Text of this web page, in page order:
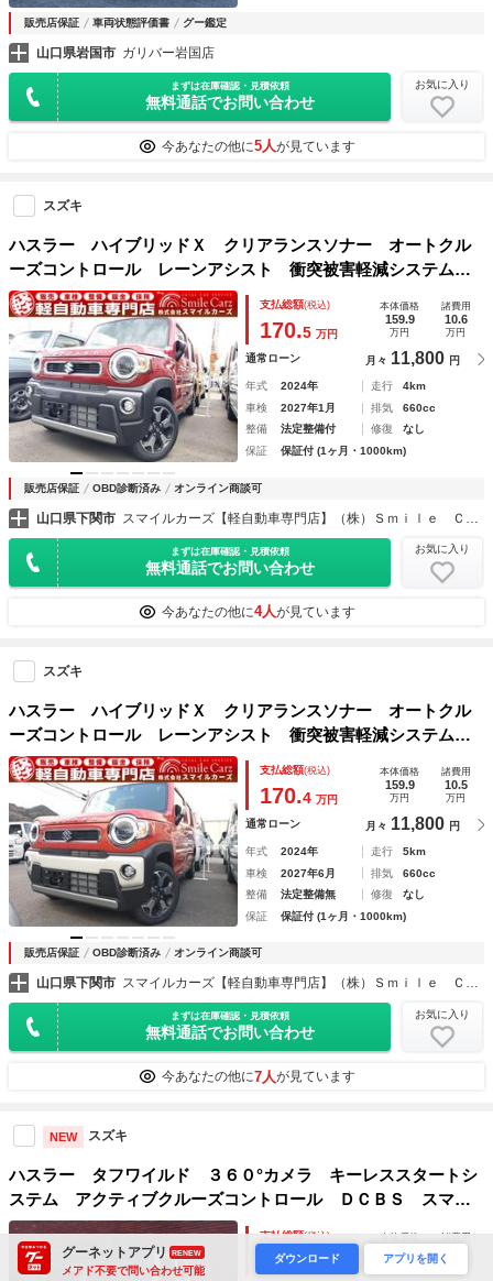
販売店保証 車両状態評価書 グー鑑定
山口県岩国市 ガリバー岩国店
まずは在庫確認・見積依頼
無料通話でお問い合わせ
お気に入り
今あなたの他に5人が見ています
スズキ
ハスラー ハイブリッドＸ クリアランスソナー オートクル
ーズコントロール レーンアシスト 衝突被害軽減システム
オートライト ＬＥＤヘッドランプ スマートキー アイドリ
ングストップ 電動格納ミラー シートヒーター ＣＶＴ
支払総額(税込)
170.5 万円
本体価格
159.9
万円
諸費用
10.6
万円
通常ローン 月々 11,800 円
年式 2024年 走行
4km
車検
2027年1月 排気
660cc
整備
法定整備付 修復
なし
保証
保証付 (1ヶ月・1000km)
販売店保証 OBD診断済み オンライン商談可
山口県下関市
まずは在庫確認・見積依頼
無料通話でお問い合わせ
お気に入り
今あなたの他に4人が見ています
スズキ
ハスラー ハイブリッドＸ クリアランスソナー オートクル
ーズコントロール レーンアシスト 衝突被害軽減システム
オートライト ＬＥＤヘッドランプ スマートキー アイドリ
ングストップ 電動格納ミラー シートヒーター ＣＶＴ
支払総額(税込)
170.4 万円
本体価格
159.9
万円
諸費用
10.5
万円
通常ローン 月々 11,800 円
年式 2024年 走行
5km
車検
2027年6月 排気
660cc
整備
法定整備無 修復
なし
保証
保証付 (1ヶ月・1000km)
販売店保証 OBD診断済み オンライン商談可
山口県下関市 スマイルカーズ【軽自動車専門店】（株）Ｓｍｉｌｅ Ｃａｒｚ
まずは在庫確認・見積依頼
無料通話でお問い合わせ
お気に入り
今あなたの他に7人が見ています
NEW スズキ
ハスラー タフワイルド ３６０°カメラ キーレススタートシ
ステム アクティブクルーズコントロール ＤＣＢＳ スマキ
ー ＩＳＴＯＰ フルフラット コーナーセンサ ＬＤＷ 電
格ミラー シートヒーター搭載 セキュリティー Ａライト
支払総額(税込)
200.8万円
本体価格
189.9
万円
諸費用
グーネットアプリ RENEW
メアド不要で問い合わせ可能
ダウンロード アプリを開く